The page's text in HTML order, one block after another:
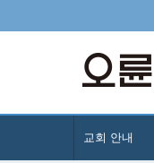
교회 안내